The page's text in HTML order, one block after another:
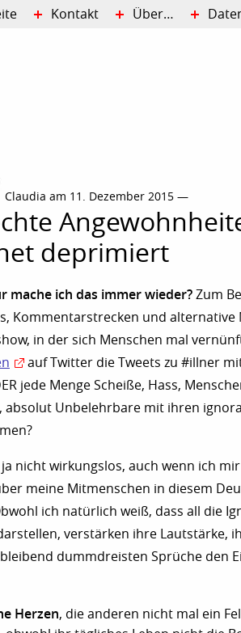
Claudia am 11. Dezember 2015 —
deprimiert
mache ich das immer wieder? Zum
Kommentarstrecken und alternative
in der sich Menschen mal
auf Twitter die Tweets zu #illner
jede Menge Scheiße, Hass,
absolut Unbelehrbare mit ihren
nicht wirkungslos, auch wenn ich
meine Mitmenschen in diesem
ich natürlich weiß, dass all die
verstärken ihre Lautstärke,
dummdreisten Sprüche den
Herzen, die anderen nicht mal ein
Kontakt Über…